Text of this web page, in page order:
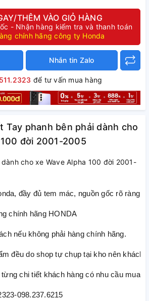
THÊM VÀO GIỎ HÀNG
- Nhận hàng kiểm tra và thanh toán
chính hãng công ty Honda
Nhắn tin Zalo
để tư vấn mua hàng
Tay phanh bên phải dành cho
đời 2001-2005
cho xe Wave Alpha 100 đời 2001-
đầy đủ tem mác, nguồn gốc rõ ràng
chính hãng HONDA
nếu không phải hàng chính hãng.
đều do shop tự chụp tại kho nên khách
từng chi tiết khách hàng có nhu cầu mua
098.237.6215